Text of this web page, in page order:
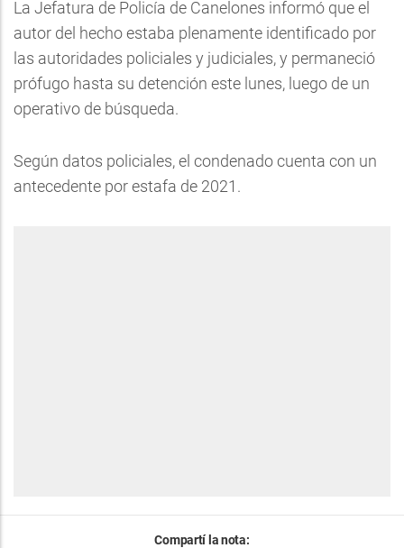
La Jefatura de Policía de Canelones informó que el
autor del hecho estaba plenamente identificado por
las autoridades policiales y judiciales, y permaneció
prófugo hasta su detención este lunes, luego de un
operativo de búsqueda.
Según datos policiales, el condenado cuenta con un
antecedente por estafa de 2021.
Compartí la nota: